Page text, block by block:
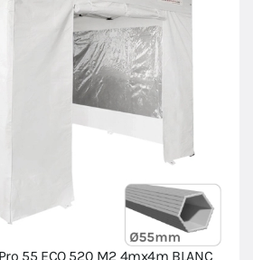
55 ECO 520 M2 4mx4m BLANC